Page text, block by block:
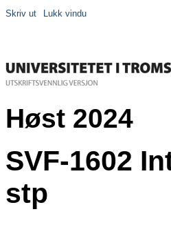
Skriv ut Lukk vindu
Høst 2024
SVF-1602
stp